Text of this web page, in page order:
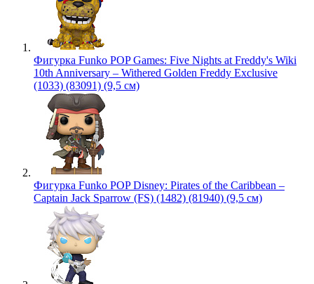
Фигурка Funko POP Games: Five Nights at Freddy's Wiki
10th Anniversary – Withered Golden Freddy Exclusive
(1033) (83091) (9,5 см)
Фигурка Funko POP Disney: Pirates of the Caribbean –
Captain Jack Sparrow (FS) (1482) (81940) (9,5 см)